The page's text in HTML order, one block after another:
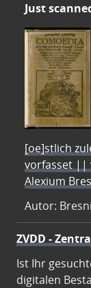
Just
[oe]stlich
vorfasset ||
Alexium
Autor:
ZVDD -
Ist Ihr
digitalen